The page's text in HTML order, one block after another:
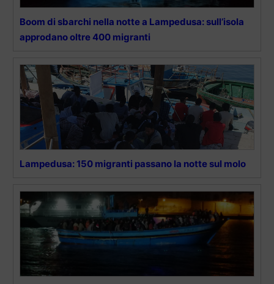
Boom di sbarchi nella notte a Lampedusa: sull’isola
approdano oltre 400 migranti
Lampedusa: 150 migranti passano la notte sul molo